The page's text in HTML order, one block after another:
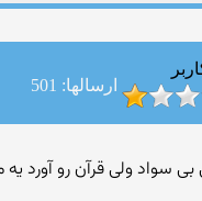
ارسالها: 501
سواد ولی قرآن رو آورد